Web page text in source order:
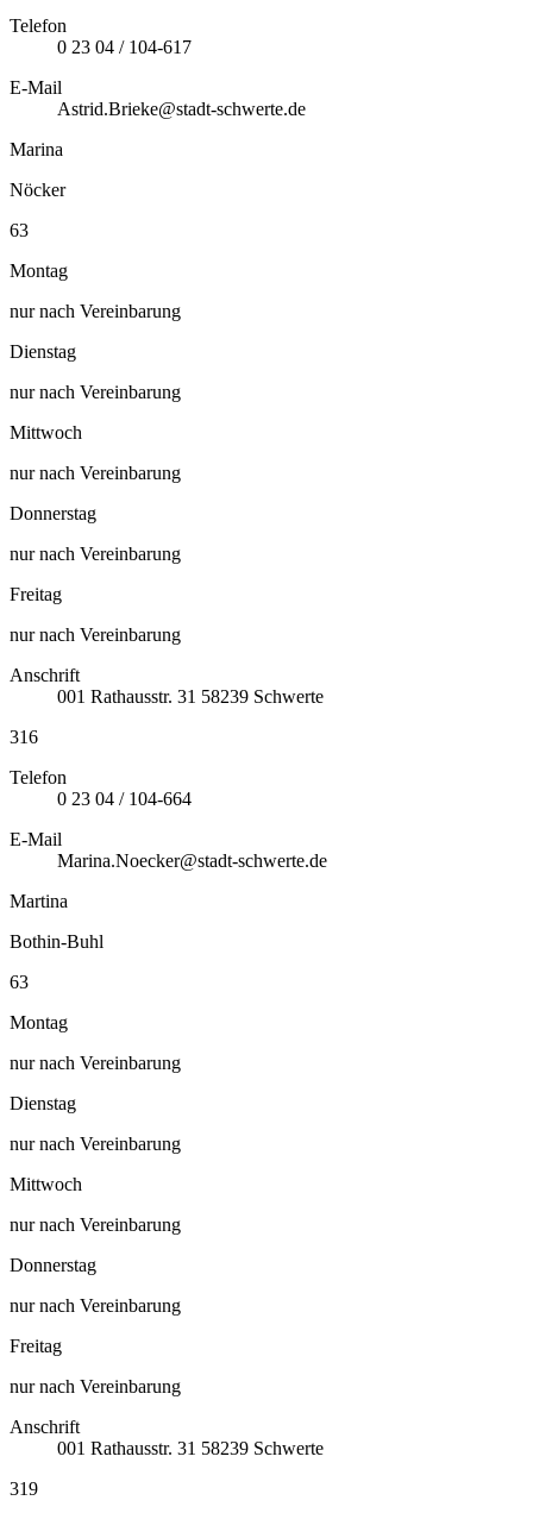
Telefon
0 23 04 / 104-617
E-Mail
Astrid.Brieke@stadt-schwerte.de
Marina
Nöcker
63
Montag
nur nach Vereinbarung
Dienstag
nur nach Vereinbarung
Mittwoch
nur nach Vereinbarung
Donnerstag
nur nach Vereinbarung
Freitag
nur nach Vereinbarung
Anschrift
001 Rathausstr. 31 58239 Schwerte
316
Telefon
0 23 04 / 104-664
E-Mail
Marina.Noecker@stadt-schwerte.de
Martina
Bothin-Buhl
63
Montag
nur nach Vereinbarung
Dienstag
nur nach Vereinbarung
Mittwoch
nur nach Vereinbarung
Donnerstag
nur nach Vereinbarung
Freitag
nur nach Vereinbarung
Anschrift
001 Rathausstr. 31 58239 Schwerte
319